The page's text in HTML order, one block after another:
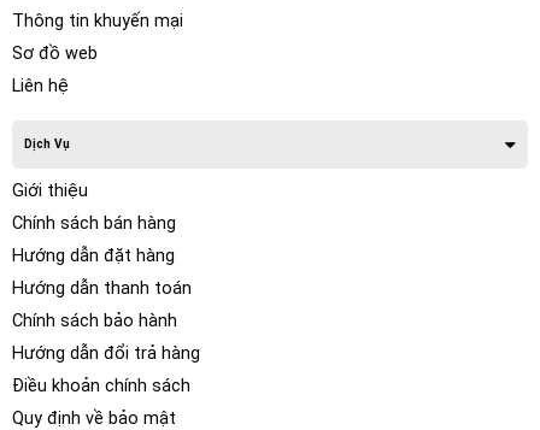
Thông tin khuyến mại
Sơ đồ web
Liên hệ
Dịch Vụ
Giới thiệu
Chính sách bán hàng
Hướng dẫn đặt hàng
Hướng dẫn thanh toán
Chính sách bảo hành
Hướng dẫn đổi trả hàng
Điều khoản chính sách
Quy định về bảo mật